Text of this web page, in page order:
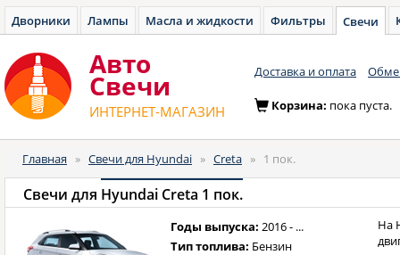
Дворники Лампы Масла и жидкости Фильтры Свечи
Авто
Cвечи
ИНТЕРНЕТ-МАГАЗИН
Доставка и оплата
Корзина: пока пуста.
Главная » Свечи для Hyundai » Creta » 1 пок.
Свечи для Hyundai Creta 1 пок.
Годы выпуска: 2016 - ...
Тип топлива: Бензин
На